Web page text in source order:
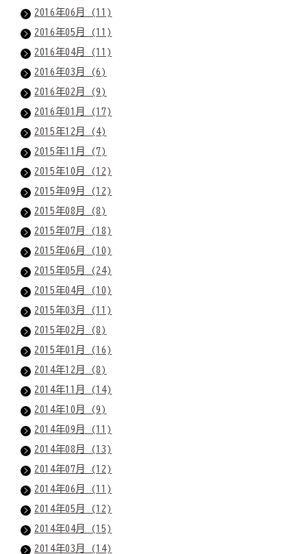
2016年06月 (11)
2016年05月 (11)
2016年04月 (11)
2016年03月 (6)
2016年02月 (9)
2016年01月 (17)
2015年12月 (4)
2015年11月 (7)
2015年10月 (12)
2015年09月 (12)
2015年08月 (8)
2015年07月 (18)
2015年06月 (10)
2015年05月 (24)
2015年04月 (10)
2015年03月 (11)
2015年02月 (8)
2015年01月 (16)
2014年12月 (8)
2014年11月 (14)
2014年10月 (9)
2014年09月 (11)
2014年08月 (13)
2014年07月 (12)
2014年06月 (11)
2014年05月 (12)
2014年04月 (15)
2014年03月 (14)